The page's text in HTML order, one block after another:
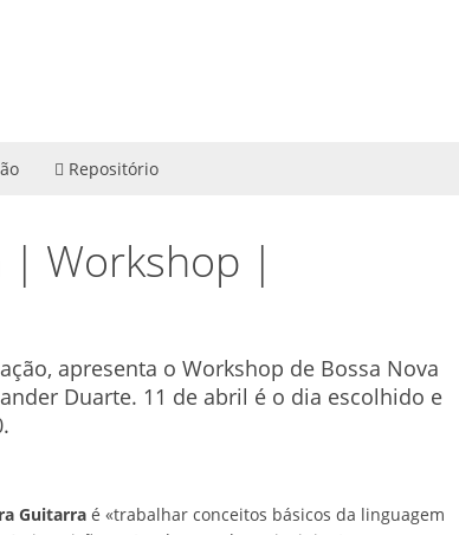
Repositório
| Workshop |
apresenta o Workshop de Bossa Nova
Duarte. 11 de abril é o dia escolhido e
Guitarra é «trabalhar conceitos básicos da linguagem